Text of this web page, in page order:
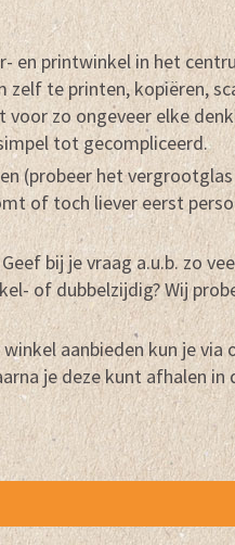
en printwinkel in het
zelf te printen, kopiëren,
voor zo ongeveer elke
tot gecompliceerd.
(probeer het
of toch liever eerst
bij je vraag a.u.b. zo
of dubbelzijdig? Wij
aanbieden kun je via
je deze kunt afhalen